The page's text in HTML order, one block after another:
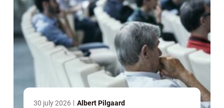
30 july 2026 Albert Pilgaard